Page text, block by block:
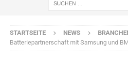
STARTSEITE NEWS
Batteriepartnerschaft mit Samsung und